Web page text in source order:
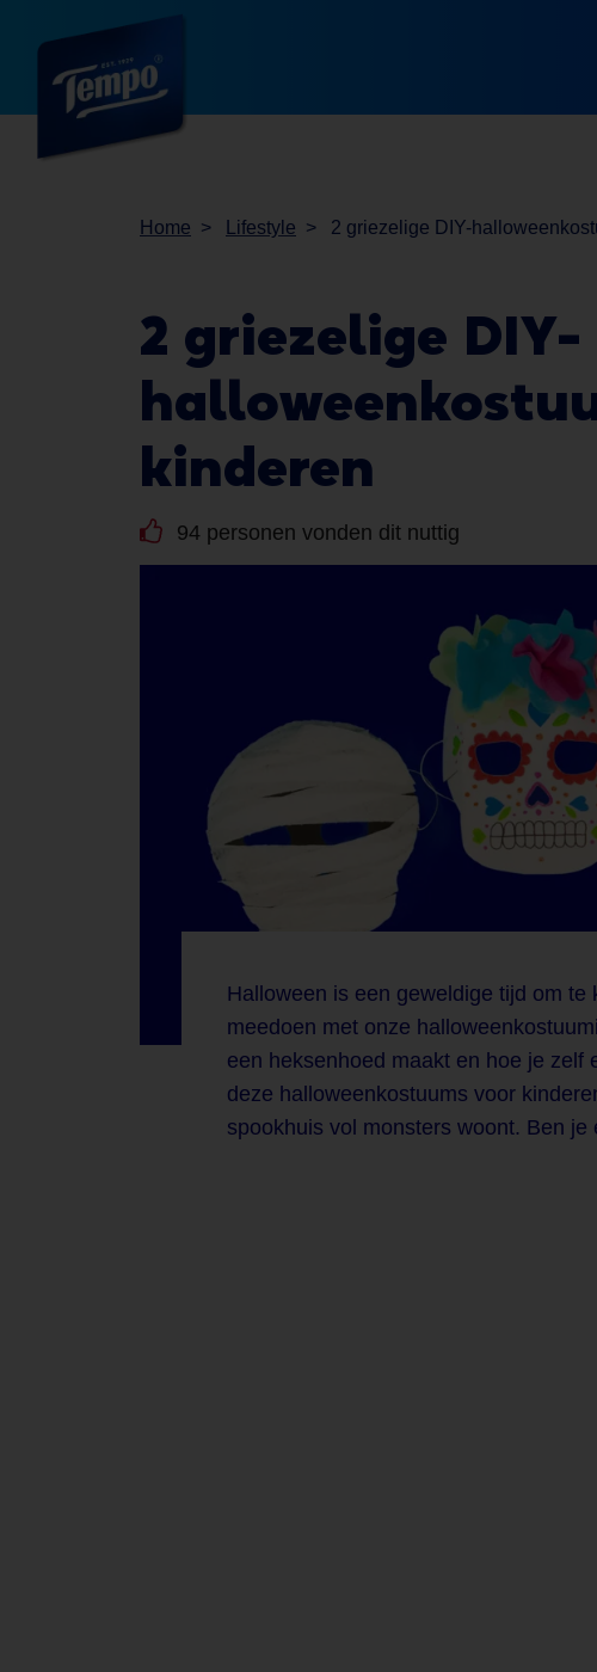
Home Lifestyle 2 griezelige DIY-
2 griezelige DIY-
kinderen
94 personen vonden dit nuttig
Halloween is een geweldige tijd om
meedoen met onze
een heksenhoed maakt en hoe je zelf
deze halloweenkostuums voor
spookhuis vol monsters woont. Ben je